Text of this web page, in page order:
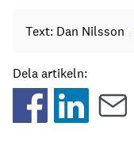
Text: Dan Nilsson
Dela artikeln: